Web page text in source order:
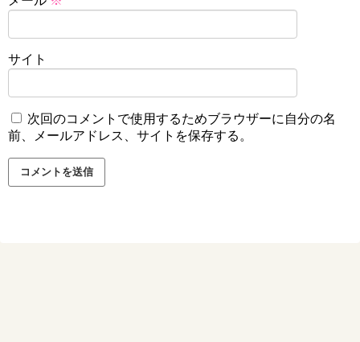
サイト
次回のコメントで使用するためブラウザーに自分の名
前、メールアドレス、サイトを保存する。